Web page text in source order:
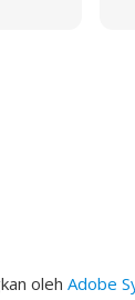
oleh Adobe